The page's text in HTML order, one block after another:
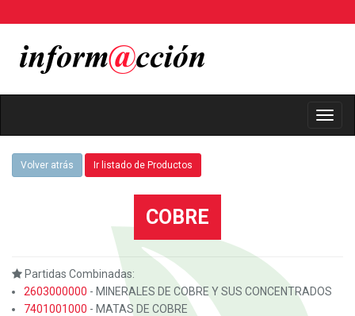
Volver atrás Ir listado de Productos
COBRE
Partidas Combinadas:
2603000000 - MINERALES DE COBRE Y SUS CONCENTRADOS
7401001000 - MATAS DE COBRE